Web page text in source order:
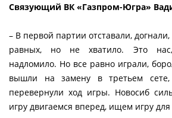
Связующий ВК «Газпром-Югра»
– В первой партии отставали,
равных, но не хватило. Это
надломило. Но все равно играли,
вышли на замену в третьем
перевернули ход игры. Новосиб
игру двигаемся вперед, ищем игру